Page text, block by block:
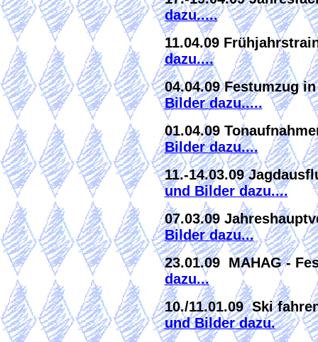
dazu.....
11.04.09
dazu....
04.04.09 Festumzug
Bilder dazu.....
01.04.09
Bilder dazu....
11.-14.03.09
und Bilder dazu....
07.03.09
Bilder dazu...
23.01.09 MAHAG -
dazu...
10./11.01.09 Ski
und Bilder dazu.